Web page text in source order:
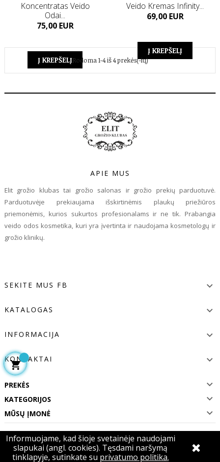
Koncentratas Veido
Odai...
Kaina
75,00 EUR
Į KREPŠELĮ
Veido Kremas Infinity...
Kaina
69,00 EUR
Į KREPŠELĮ
Rodoma 1-4 iš 4 prekės(-ių)
APIE MUS
Elit grožio klubas tai grožio salonas ir grožio prekių parduotuvė.
Parduotuvėje prekiaujama išskirtinėmis plaukų priežiūros
priemonėmis, kurios sukurtos profesionalams ir ne tik. Prabangia
veido odos kosmetika, kuri yra įvertinta ir naudojama kosmetologų ir
grožio klinikų.
SEKITE MUS FB 
KATALOGAS 
INFORMACIJA 
KONTAKTAI 
Informuojame, kad šioje svetainėje naudojami
slapukai (angl. cookies). Tęsdami naršymą
tinklapyje, sutinkate su privatumo politika.
PREKĖS 
KATEGORIJOS 
MŪSŲ ĮMONĖ 
Visos teisės saugomos 2020 Elitgrozioklubas.lt. SukurtaiKiwi Lietuva
